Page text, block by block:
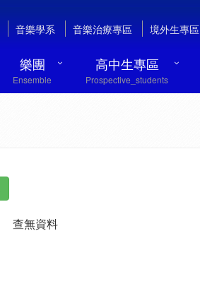
音樂學系 音樂治療專區 境外生專區
樂團
Ensemble
高中生專區
Prospective_students
查無資料